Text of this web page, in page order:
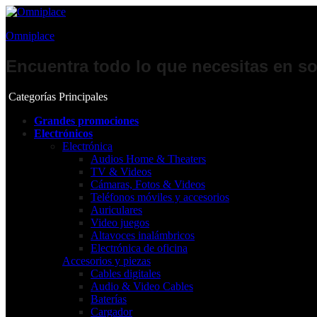
Omniplace
Encuentra todo lo que necesitas en
Categorías Principales
Grandes promociones
Electrónicos
Electrónica
Audios Home & Theaters
TV & Videos
Cámaras, Fotos & Videos
Teléfonos móviles y accesorios
Auriculares
Video juegos
Altavoces inalámbricos
Electrónica de oficina
Accesorios y piezas
Cables digitales
Audio & Video Cables
Baterías
Cargador